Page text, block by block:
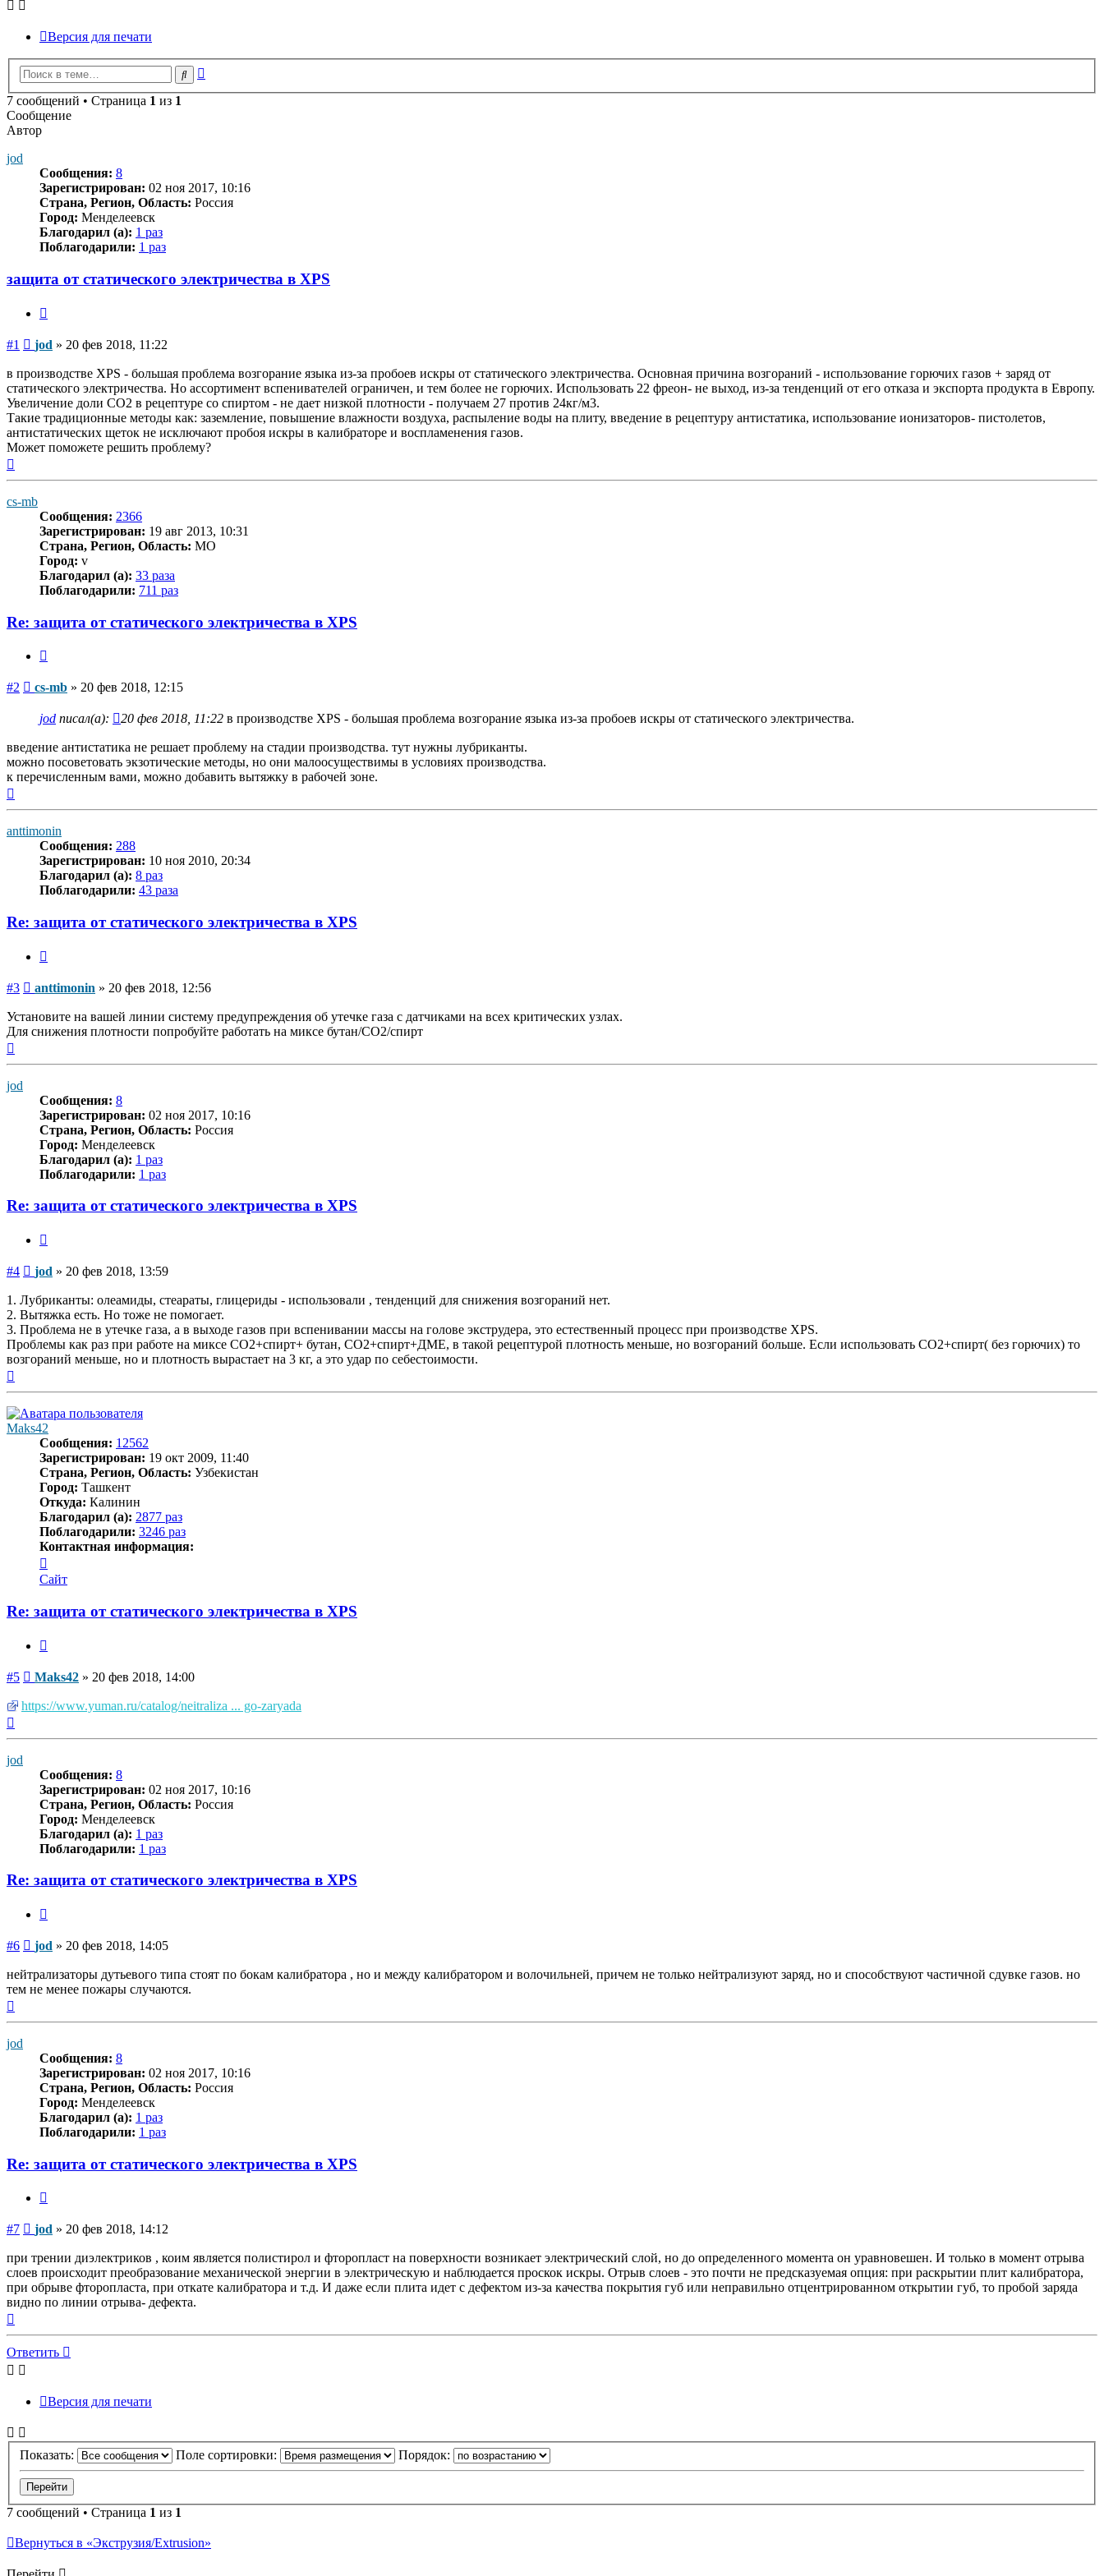
Версия для печати
Поиск
7 сообщений • Страница 1 из 1
Сообщение
Автор
jod
Сообщения: 8
Зарегистрирован: 02 ноя 2017, 10:16
Страна, Регион, Область: Россия
Город: Менделеевск
Благодарил (а): 1 раз
Поблагодарили: 1 раз
защита от статического электричества в XPS
#1 Сообщение
jod » 20 фев 2018, 11:22
в производстве XPS - большая проблема возгорание языка из-за пробоев искры от статического электричества. Основная причина возгораний - использование горючих газов + заряд от
статического электричества. Но ассортимент вспенивателей ограничен, и тем более не горючих. Использовать 22 фреон- не выход, из-за тенденций от его отказа и экспорта продукта в Европу.
Увеличение доли СО2 в рецептуре со спиртом - не дает низкой плотности - получаем 27 против 24кг/м3.
Такие традиционные методы как: заземление, повышение влажности воздуха, распыление воды на плиту, введение в рецептуру антистатика, использование ионизаторов- пистолетов,
антистатических щеток не исключают пробоя искры в калибраторе и воспламенения газов.
Может поможете решить проблему?
cs-mb
Сообщения: 2366
Зарегистрирован: 19 авг 2013, 10:31
Страна, Регион, Область: MO
Город: v
Благодарил (а): 33 раза
Поблагодарили: 711 раз
Re: защита от статического электричества в XPS
#2 Сообщение
cs-mb » 20 фев 2018, 12:15
jod писал(а): 20 фев 2018, 11:22 в производстве XPS - большая проблема возгорание языка из-за пробоев искры от статического электричества.
введение антистатика не решает проблему на стадии производства. тут нужны лубриканты.
можно посоветовать экзотические методы, но они малоосуществимы в условиях производства.
к перечисленным вами, можно добавить вытяжку в рабочей зоне.
anttimonin
Сообщения: 288
Зарегистрирован: 10 ноя 2010, 20:34
Благодарил (а): 8 раз
Поблагодарили: 43 раза
Re: защита от статического электричества в XPS
#3 Сообщение
anttimonin » 20 фев 2018, 12:56
Установите на вашей линии систему предупреждения об утечке газа с датчиками на всех критических узлах.
Для снижения плотности попробуйте работать на миксе бутан/СО2/спирт
jod
Сообщения: 8
Зарегистрирован: 02 ноя 2017, 10:16
Страна, Регион, Область: Россия
Город: Менделеевск
Благодарил (а): 1 раз
Поблагодарили: 1 раз
Re: защита от статического электричества в XPS
#4 Сообщение
jod » 20 фев 2018, 13:59
1. Лубриканты: олеамиды, стеараты, глицериды - использовали , тенденций для снижения возгораний нет.
2. Вытяжка есть. Но тоже не помогает.
3. Проблема не в утечке газа, а в выходе газов при вспенивании массы на голове экструдера, это естественный процесс при производстве XPS.
Проблемы как раз при работе на миксе СО2+спирт+ бутан, СО2+спирт+ДМЕ, в такой рецептурой плотность меньше, но возгораний больше. Если использовать СО2+спирт( без горючих) то
возгораний меньше, но и плотность вырастает на 3 кг, а это удар по себестоимости.
Maks42
Сообщения: 12562
Зарегистрирован: 19 окт 2009, 11:40
Страна, Регион, Область: Узбекистан
Город: Ташкент
Откуда: Калинин
Благодарил (а): 2877 раз
Поблагодарили: 3246 раз
Контактная информация:
информация
пользователя
Сайт
Re: защита от статического электричества в XPS
#5 Сообщение
Maks42 » 20 фев 2018, 14:00
https://www.yuman.ru/catalog/neitraliza ... go-zaryada
jod
Сообщения: 8
Зарегистрирован: 02 ноя 2017, 10:16
Страна, Регион, Область: Россия
Город: Менделеевск
Благодарил (а): 1 раз
Поблагодарили: 1 раз
Re: защита от статического электричества в XPS
#6 Сообщение
jod » 20 фев 2018, 14:05
нейтрализаторы дутьевого типа стоят по бокам калибратора , но и между калибратором и волочильней, причем не только нейтрализуют заряд, но и способствуют частичной сдувке газов. но
тем не менее пожары случаются.
jod
Сообщения: 8
Зарегистрирован: 02 ноя 2017, 10:16
Страна, Регион, Область: Россия
Город: Менделеевск
Благодарил (а): 1 раз
Поблагодарили: 1 раз
Re: защита от статического электричества в XPS
#7 Сообщение
jod » 20 фев 2018, 14:12
при трении диэлектриков , коим является полистирол и фторопласт на поверхности возникает электрический слой, но до определенного момента он уравновешен. И только в момент отрыва
слоев происходит преобразование механической энергии в электрическую и наблюдается проскок искры. Отрыв слоев - это почти не предсказуемая опция: при раскрытии плит калибратора,
при обрыве фторопласта, при откате калибратора и т.д. И даже если плита идет с дефектом из-за качества покрытия губ или неправильно отцентрированном открытии губ, то пробой заряда
видно по линии отрыва- дефекта.
к
началу
Ответить
Версия для печати
Показать: Поле сортировки: Порядок:
7 сообщений • Страница 1 из 1
Вернуться в «Экструзия/Extrusion»